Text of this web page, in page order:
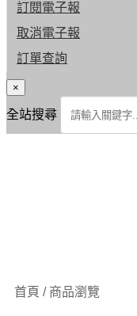
訂閱電子報
取消電子報
訂單查詢
×
全站搜尋
首頁 / 商品瀏覽